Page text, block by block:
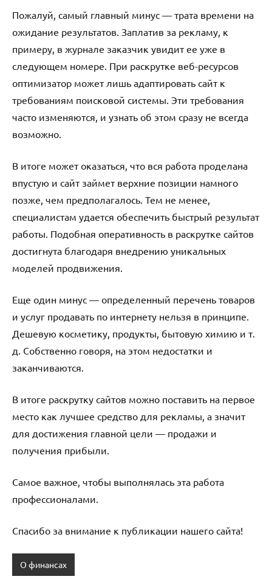
Пожалуй, самый главный минус — трата времени на
ожидание результатов. Заплатив за рекламу, к
примеру, в журнале заказчик увидит ее уже в
следующем номере. При раскрутке веб-ресурсов
оптимизатор может лишь адаптировать сайт к
требованиям поисковой системы. Эти требования
часто изменяются, и узнать об этом сразу не всегда
возможно.
В итоге может оказаться, что вся работа проделана
впустую и сайт займет верхние позиции намного
позже, чем предполагалось. Тем не менее,
специалистам удается обеспечить быстрый результат
работы. Подобная оперативность в раскрутке сайтов
достигнута благодаря внедрению уникальных
моделей продвижения.
Еще один минус — определенный перечень товаров
и услуг продавать по интернету нельзя в принципе.
Дешевую косметику, продукты, бытовую химию и т.
д. Собственно говоря, на этом недостатки и
заканчиваются.
В итоге раскрутку сайтов можно поставить на первое
место как лучшее средство для рекламы, а значит
для достижения главной цели — продажи и
получения прибыли.
Самое важное, чтобы выполнялась эта работа
профессионалами.
Спасибо за внимание к публикации нашего сайта!
О финансах